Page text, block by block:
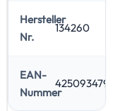
Hersteller
Nr.
134260
EAN-
Nummer
4250934798252